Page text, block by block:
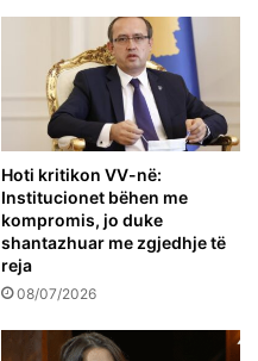
Hoti kritikon VV-në:
Institucionet bëhen me
kompromis, jo duke
shantazhuar me zgjedhje të
reja
08/07/2026